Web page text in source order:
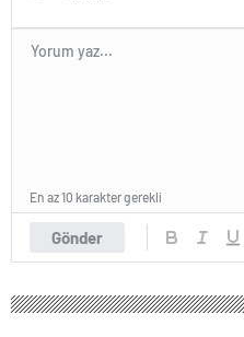
Gönder
En az 10 karakter gerekli